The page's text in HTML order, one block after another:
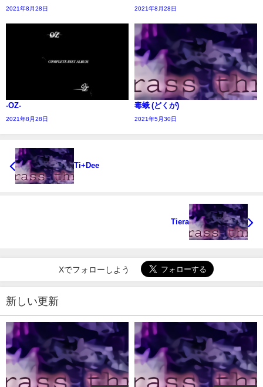
2021年8月28日 2021年8月28日
-OZ-
2021年8月28日
毒蛾 (どくが)
2021年5月30日
Ti+Dee
Tiera
Xでフォローしよう
新しい更新